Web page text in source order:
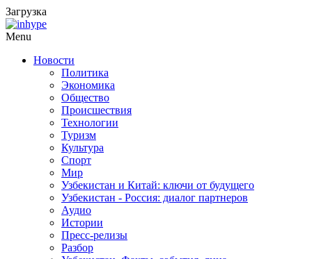
Загрузка
Menu
Новости
Политика
Экономика
Общество
Происшествия
Технологии
Туризм
Культура
Спорт
Мир
Узбекистан и Китай: ключи от будущего
Узбекистан - Россия: диалог партнеров
Аудио
Истории
Пресс-релизы
Разбор